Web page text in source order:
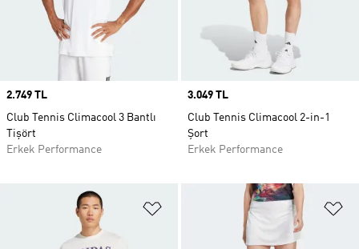
Price
2.749 TL
Club Tennis Climacool 3 Bantlı
Tişört
Erkek Performance
Price
3.049 TL
Club Tennis Climacool 2-in-1
Şort
Erkek Performance
Favori Listesine Ekle